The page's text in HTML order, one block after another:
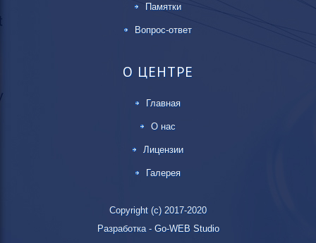
О ЦЕНТРЕ
Главная
О нас
Лицензии
Галерея
Copyright (c) 2017-2020
Разработка - Go-WEB Studio
Памятки
Вопрос-ответ